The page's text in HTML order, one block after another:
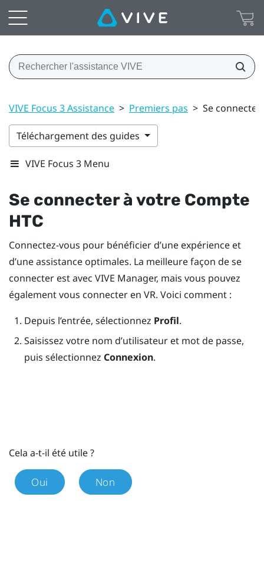
VIVE Focus 3 Assistance > Premiers pas > Se connecter
Téléchargement des guides
VIVE Focus 3 Menu
Se connecter à votre Compte
HTC
Connectez-vous pour bénéficier d’une expérience et
d’une assistance optimales. La meilleure façon de se
connecter est avec VIVE Manager, mais vous pouvez
également vous connecter en VR. Voici comment :
Depuis l’entrée, sélectionnez Profil.
Saisissez votre nom d’utilisateur et mot de passe,
puis sélectionnez Connexion.
Cela a-t-il été utile ?
Oui Non